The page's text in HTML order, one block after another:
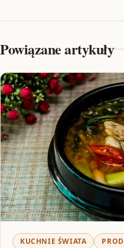
Powiązane artykuły
KUCHNIE ŚWIATA